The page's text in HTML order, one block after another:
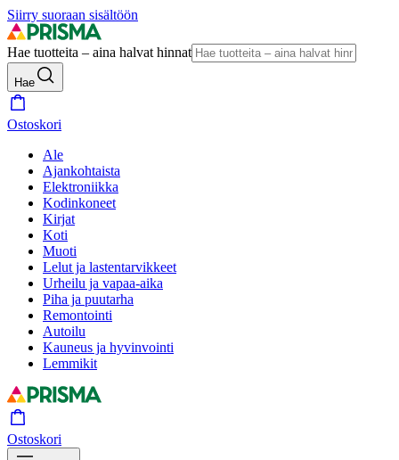
Siirry suoraan sisältöön
Hae tuotteita – aina halvat hinnat
Hae
Ostoskori
Ale
Ajankohtaista
Elektroniikka
Kodinkoneet
Kirjat
Koti
Muoti
Lelut ja lastentarvikkeet
Urheilu ja vapaa-aika
Piha ja puutarha
Remontointi
Autoilu
Kauneus ja hyvinvointi
Lemmikit
Ostoskori